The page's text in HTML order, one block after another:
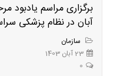
آبان در نظام پزشکی
سازمان
23 آبان 1403
0